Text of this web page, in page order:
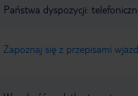
Państwa dyspozycji:
Zapoznaj się z przepisami